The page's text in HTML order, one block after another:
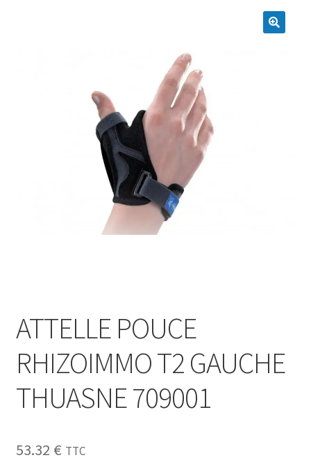
ATTELLE POUCE
RHIZOIMMO T2 GAUCHE
THUASNE 709001
53.32 € TTC